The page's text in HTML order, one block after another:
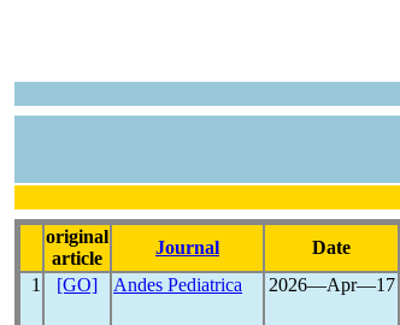
original
article
Journal Date
1
[GO] Andes Pediatrica 2026―Apr―17